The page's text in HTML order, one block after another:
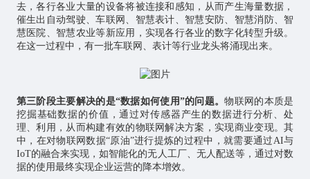
去，各行各业大量的设备将被连接和感知，从而产生海量数据，
催生出自动驾驶、车联网、智慧表计、智慧安防、智慧消防、智
慧医院、 智慧农业等新应用，实现各行各业的数字化转型升级。
在这一过程中，有一批车联网、表计等行业龙头将涌现出来。
第三阶段主要解决的是“数据如何使用”的问题。物联网的本质是
挖掘基础数据的价值，通过对传感器产生的数据进行分析、处
理、利用，从而构建有效的物联网解决方案，实现商业变现。其
中，在对物联网数据“原油”进行提炼的过程中，就需要通过AI与
IoT的融合来实现，如智能化的无人工厂、无人配送等，通过对数
据的使用最终实现企业运营的降本增效。